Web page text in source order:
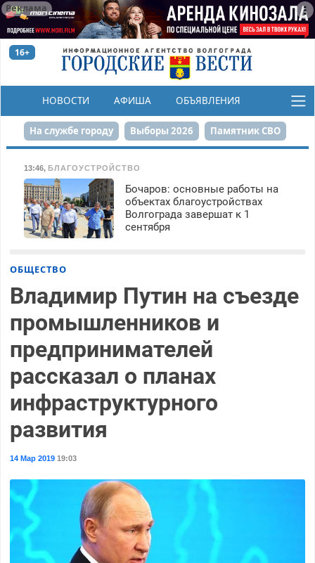
Реклама
16+
НОВОСТИ АФИША ОБЪЯВЛЕНИЯ
КОНКУРСЫ
На службе городу Выборы 2026 Памятник СВО
Сталинград в сердце
Набережная День Победы Реконструкция ЦПКиО
80-летие Победы Парк Героев-летчиков
13:46, БЛАГОУСТРОЙСТВО
Бочаров: основные работы на
объектах благоустройствах
Волгограда завершат к 1
сентября
ОБЩЕСТВО
Владимир Путин на съезде
промышленников и
предпринимателей
рассказал о планах
инфраструктурного
развития
14 Мар 201919:03